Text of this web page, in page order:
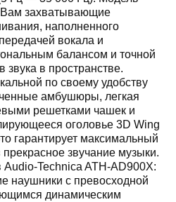
Вам захватывающие
наполненного
вокала и
балансом и точной
звука в пространстве.
по своему удобству
амбушюры, легкая
решетками чашек и
оголовье 3D Wing
гарантирует максимальный
звучание музыки.
Technica ATH-AD900X:
наушники с превосходной
динамическим